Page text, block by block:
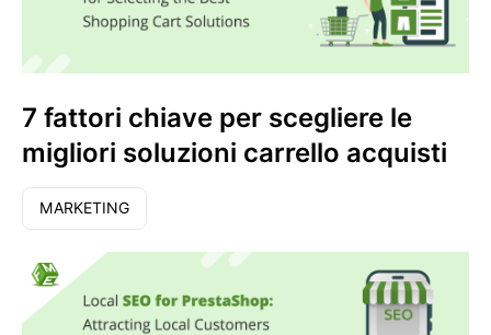
7 fattori chiave per scegliere le
migliori soluzioni carrello acquisti
MARKETING